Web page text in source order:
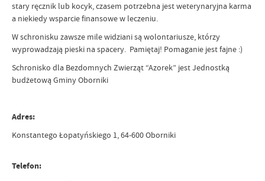
stary ręcznik lub kocyk, czasem potrzebna jest weterynaryjna karma
a niekiedy wsparcie finansowe w leczeniu.
W schronisku zawsze mile widziani są wolontariusze, którzy
wyprowadzają pieski na spacery. Pamiętaj! Pomaganie jest fajne :)
Schronisko dla Bezdomnych Zwierząt “Azorek” jest Jednostką
budżetową Gminy Oborniki
Adres:
Konstantego Łopatyńskiego 1, 64-600 Oborniki
Telefon: